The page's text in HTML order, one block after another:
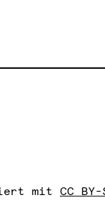
mit CC